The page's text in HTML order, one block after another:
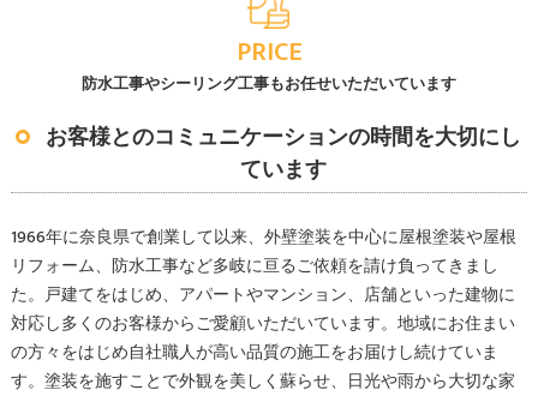
防水工事やシーリング工事もお任せいただいています
PRICE
お客様とのコミュニケーションの時間を大切にし
ています
1966年に奈良県で創業して以来、外壁塗装を中心に屋根塗装や屋根
リフォーム、防水工事など多岐に亘るご依頼を請け負ってきまし
た。戸建てをはじめ、アパートやマンション、店舗といった建物に
対応し多くのお客様からご愛顧いただいています。地域にお住まい
の方々をはじめ自社職人が高い品質の施工をお届けし続けていま
す。塗装を施すことで外観を美しく蘇らせ、日光や雨から大切な家